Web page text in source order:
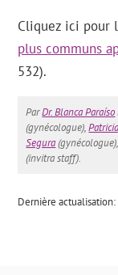
Cliquez ici
plus communs
532).
ParDr. Blanca Paraíso
(gynécologue),
Segura
(invitra staff).
Dernière